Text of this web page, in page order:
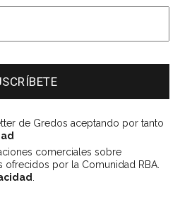
de Gredos aceptando por tanto
comerciales sobre
por la Comunidad RBA.
.